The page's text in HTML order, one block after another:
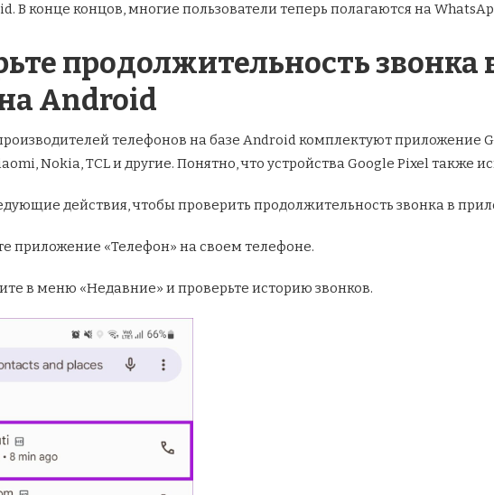
В конце концов, многие пользователи теперь полагаются на
продолжительность
Android
телефонов на базе Android комплектуют приложение
Nokia, TCL и другие. Понятно, что устройства Google Pixel также
действия, чтобы проверить продолжительность звонка в
приложение «Телефон» на своем телефоне.
в меню «Недавние» и проверьте историю звонков.